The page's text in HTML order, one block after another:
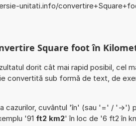
unitati.info/
Square foot în
dorit cât mai rapid posibil, cel
convertită sub formă de text, de
cazurilor, cuvântul 'în' (sau '=' / '->')
'91 ft2 km2' în loc de '6 ft2 în